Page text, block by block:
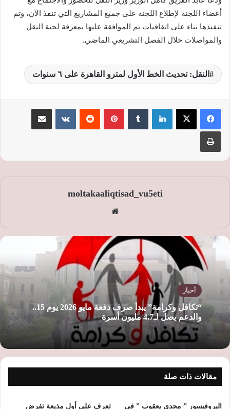
أعضاء اللجنة لإطلاع اللجنة على جميع المشاريع التي تنفذ الآن، وتم
تنفيذها بناء على اتفاقيات تم الموافقة عليها بمعرفة لجنة النقل
والمواصلات خلال الفصل التشريعي الماضي.
النقل: تحديث الخط الأول لمترو القاهرة على ٦ سنوات
لينكدإن بينتيريست
moltakaaliqtisad_vu5eti
الوي
ب
أخبار
“تكافل وكرامة” يبدأ صرف دفعة مايو 2026 يوم 15..
والدعم يصل لـ4.7 مليون أسرة
مقالات ذات صلة
البروفيسور ” مجدي يعقوب ” فى تعرف علي أول مذيعة تفرض